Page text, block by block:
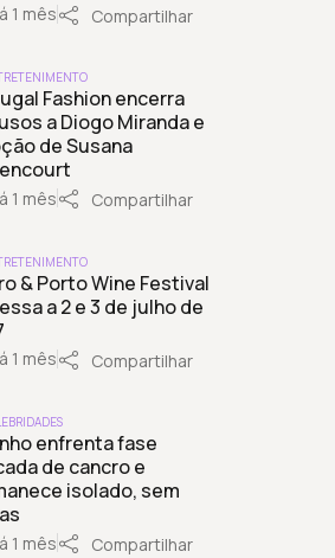
1 mês Compartilhar
Fashion encerra
a Diogo Miranda e
de Susana
1 mês Compartilhar
& Porto Wine Festival
a 2 e 3 de julho de
1 mês Compartilhar
enfrenta fase
de cancro e
isolado, sem
1 mês Compartilhar